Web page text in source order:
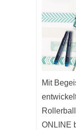
Mit
ONLINE